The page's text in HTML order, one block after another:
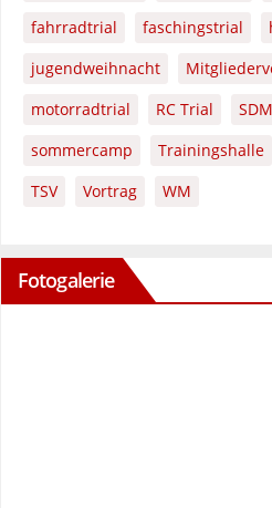
fahrradtrial
faschingstrial
jugendweihnacht
motorradtrial
RC Trial SDM
sommercamp
Trainingshalle
TSV
Vortrag WM
Fotogalerie